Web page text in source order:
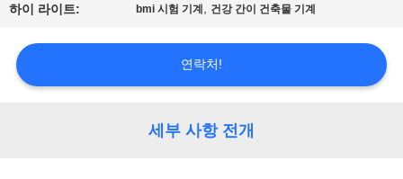
관
한
것
하이 라이트: bmi 시험 기계 , 건강 간이 건축물 기계
연락처!
세부 사항 전개